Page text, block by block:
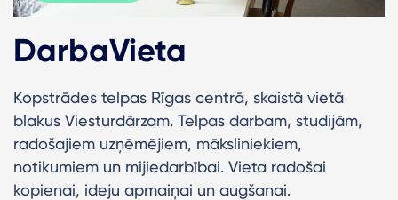
DarbaVieta
Kopstrādes telpas Rīgas centrā, skaistā vietā
blakus Viesturdārzam. Telpas darbam, studijām,
radošajiem uzņēmējiem, māksliniekiem,
notikumiem un mijiedarbībai. Vieta radošai
kopienai, ideju apmaiņai un augšanai.